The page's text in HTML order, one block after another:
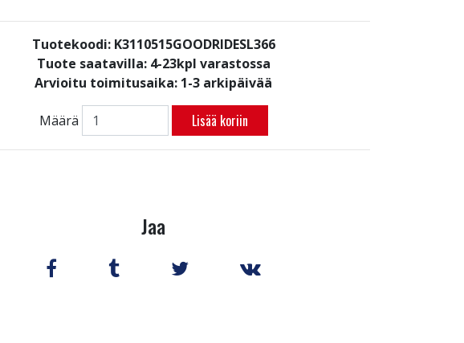
Tuotekoodi: K3110515GOODRIDESL366
Tuote saatavilla: 4-23kpl varastossa
Arvioitu toimitusaika: 1-3 arkipäivää
Määrä Lisää koriin
Jaa